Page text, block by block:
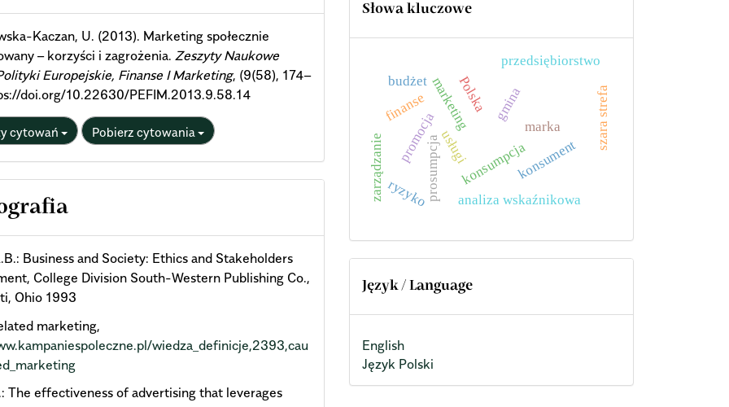
Kaczan, U. (2013). Marketing społecznie
– korzyści i zagrożenia.Zeszyty Naukowe
Europejskie, Finanse I Marketing, (9(58), 174–
doi.org/10.22630/PEFIM.2013.9.58.14
cytowań Pobierz cytowania
Business and Society: Ethics and Stakeholders
College Division South-Western Publishing Co.,
Ohio 1993
marketing,
wiedza_definicje,2393,cau
The effectiveness of advertising that leverages
Słowa kluczowe
gmina
marka
marketing
konsument
konsumpcja
promocja
finanse
analiza wskaźnikowa
przedsiębiorstwo
prosumpcjausługi
Polska szara strefa
budżet
ryzyko
zarządzanie
Język / Language
English
Język Polski